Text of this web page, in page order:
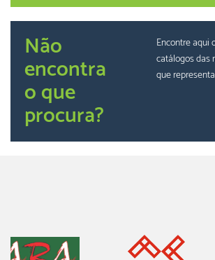
Não
encontra
o que
procura?
Encontre aqui
catálogos das
que